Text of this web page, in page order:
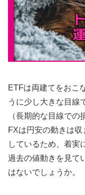
ETFは両建てをおこ
うに少し大きな目線
（長期的な目線での
FXは円安の動きは
しているため、着実
過去の値動きを見て
はないでしょうか。